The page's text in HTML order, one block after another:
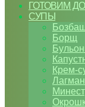
ГОТОВИМ
СУПЫ
Борщ
Крем-
Лагман